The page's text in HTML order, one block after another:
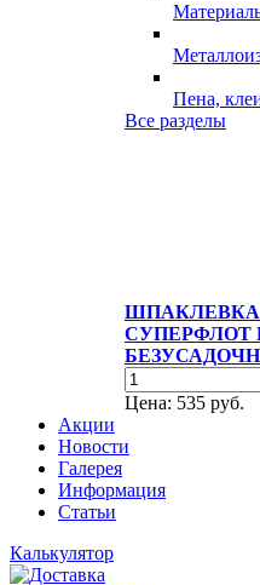
Пена,
Все разделы
ШПАКЛЕВКА
СУПЕРФЛОТ
Цена: 535 руб.
Акции
Новости
Галерея
Информация
Статьи
Калькулятор